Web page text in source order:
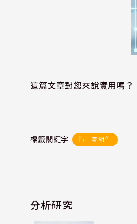
這篇文章對您來說實用嗎？
標籤關鍵字 汽車零組件
分析研究